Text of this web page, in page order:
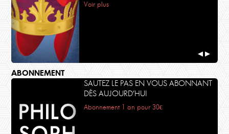
Voir plus
◀ ▶
ABONNEMENT
SAUTEZ LE PAS EN VOUS ABONNANT
DÈS AUJOURD’HUI
Abonnement 1 an pour 30€